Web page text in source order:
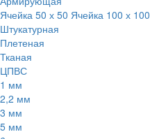
Ячейка 50 х 50 Ячейка 100 х 100
Штукатурная
Плетеная
Тканая
ЦПВС
1 мм
2,2 мм
3 мм
5 мм